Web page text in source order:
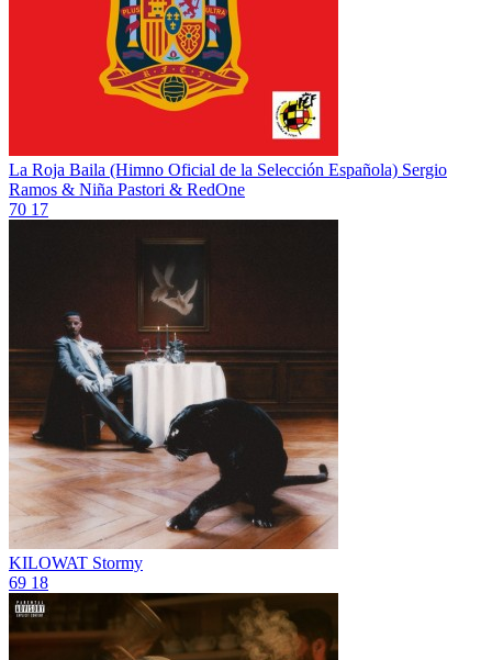
La Roja Baila (Himno Oficial de la Selección Española) Sergio
Ramos & Niña Pastori & RedOne
70 17
KILOWAT Stormy
69 18